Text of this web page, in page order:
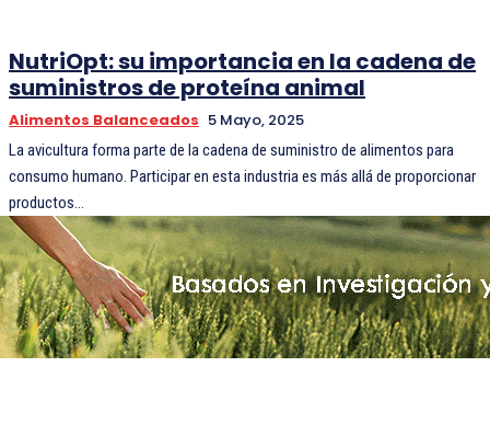
NutriOpt: su importancia en la cadena de
suministros de proteína animal
Alimentos Balanceados 5 Mayo, 2025
La avicultura forma parte de la cadena de suministro de alimentos para
consumo humano. Participar en esta industria es más allá de proporcionar
productos...